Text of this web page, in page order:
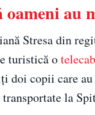
au
Stresa din
turistică o
doi copii care
transportate la